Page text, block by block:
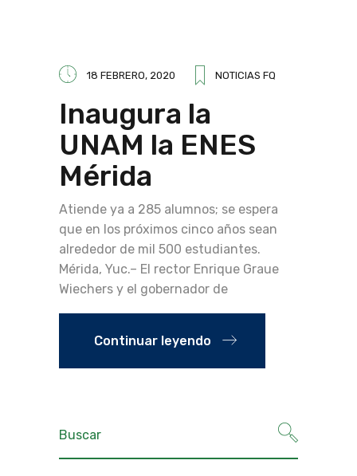
18 FEBRERO, 2020 NOTICIAS FQ
Inaugura la
UNAM la ENES
Mérida
Atiende ya a 285 alumnos; se espera
que en los próximos cinco años sean
alrededor de mil 500 estudiantes.
Mérida, Yuc.– El rector Enrique Graue
Wiechers y el gobernador de
Continuar leyendo